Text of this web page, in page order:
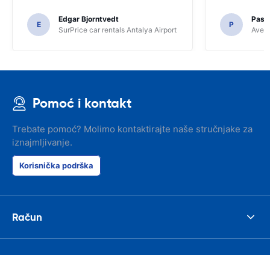
E
Edgar Bjorntvedt
SurPrice car rentals Antalya Airport
P
Avec
Pomoć i kontakt
Trebate pomoć? Molimo kontaktirajte naše stručnjake za
iznajmljivanje.
Korisnička podrška
Račun